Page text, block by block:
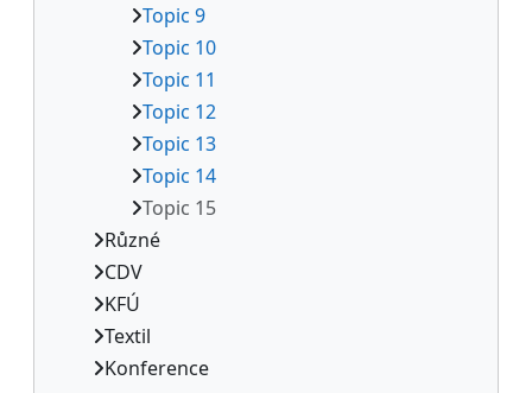
Topic 9
Topic 10
Topic 11
Topic 12
Topic 13
Topic 14
Topic 15
Různé
CDV
KFÚ
Textil
Konference